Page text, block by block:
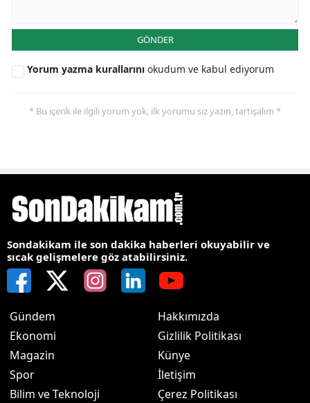
GÖNDER
Yorum yazma kurallarını okudum ve kabul ediyorum
* Bu içerik ile ilgili yorum yok, ilk yorumu siz yazın, tartışalım *
Sondakikam ile son dakika haberleri okuyabilir ve
sıcak gelişmelere göz atabilirsiniz.
Gündem
Ekonomi
Magazin
Spor
Bilim ve Teknoloji
Hakkımızda
Gizlilik Politikası
Künye
İletişim
Çerez Politikası